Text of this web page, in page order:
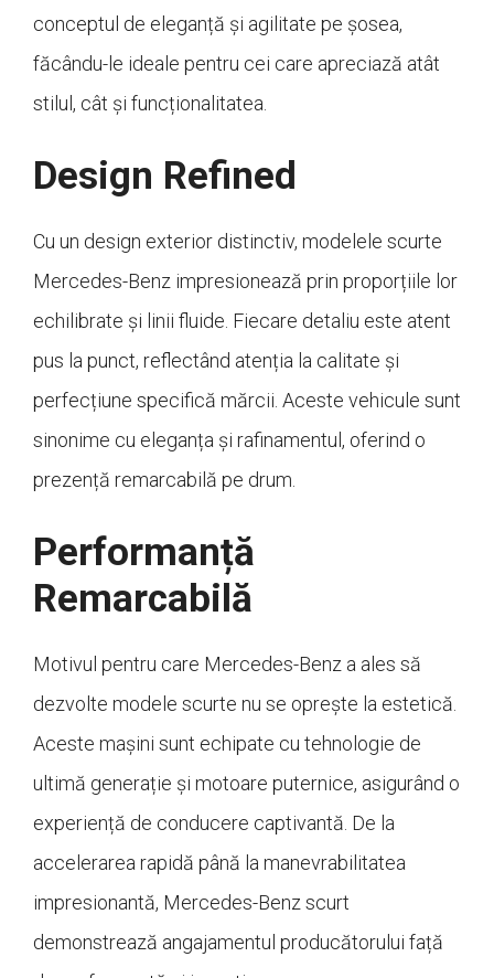
conceptul de eleganță și agilitate pe șosea,
făcându-le ideale pentru cei care apreciază atât
stilul, cât și funcționalitatea.
Design Refined
Cu un design exterior distinctiv, modelele scurte
Mercedes-Benz impresionează prin proporțiile lor
echilibrate și linii fluide. Fiecare detaliu este atent
pus la punct, reflectând atenția la calitate și
perfecțiune specifică mărcii. Aceste vehicule sunt
sinonime cu eleganța și rafinamentul, oferind o
prezență remarcabilă pe drum.
Performanță
Remarcabilă
Motivul pentru care Mercedes-Benz a ales să
dezvolte modele scurte nu se oprește la estetică.
Aceste mașini sunt echipate cu tehnologie de
ultimă generație și motoare puternice, asigurând o
experiență de conducere captivantă. De la
accelerarea rapidă până la manevrabilitatea
impresionantă, Mercedes-Benz scurt
demonstrează angajamentul producătorului față